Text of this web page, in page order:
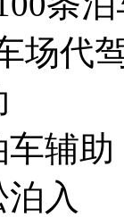
场代
助
入